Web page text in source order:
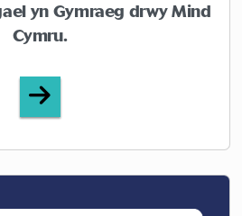
yn Gymraeg drwy Mind
Cymru.
Mind (Mind Cymru)